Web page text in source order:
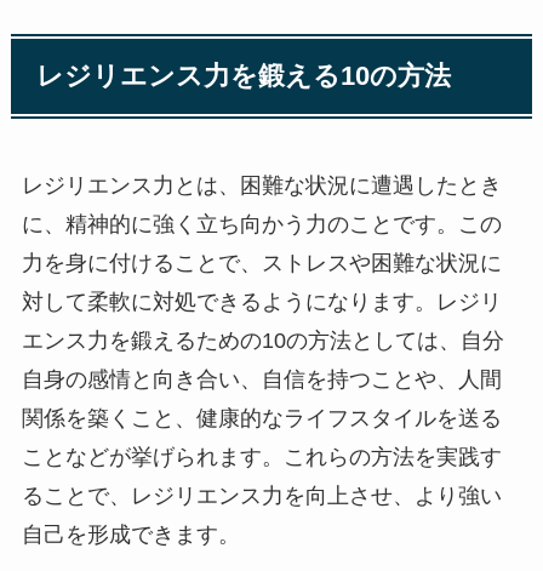
レジリエンス力を鍛える10の方法
レジリエンス力とは、困難な状況に遭遇したとき
に、精神的に強く立ち向かう力のことです。この
力を身に付けることで、ストレスや困難な状況に
対して柔軟に対処できるようになります。レジリ
エンス力を鍛えるための10の方法としては、自分
自身の感情と向き合い、自信を持つことや、人間
関係を築くこと、健康的なライフスタイルを送る
ことなどが挙げられます。これらの方法を実践す
ることで、レジリエンス力を向上させ、より強い
自己を形成できます。